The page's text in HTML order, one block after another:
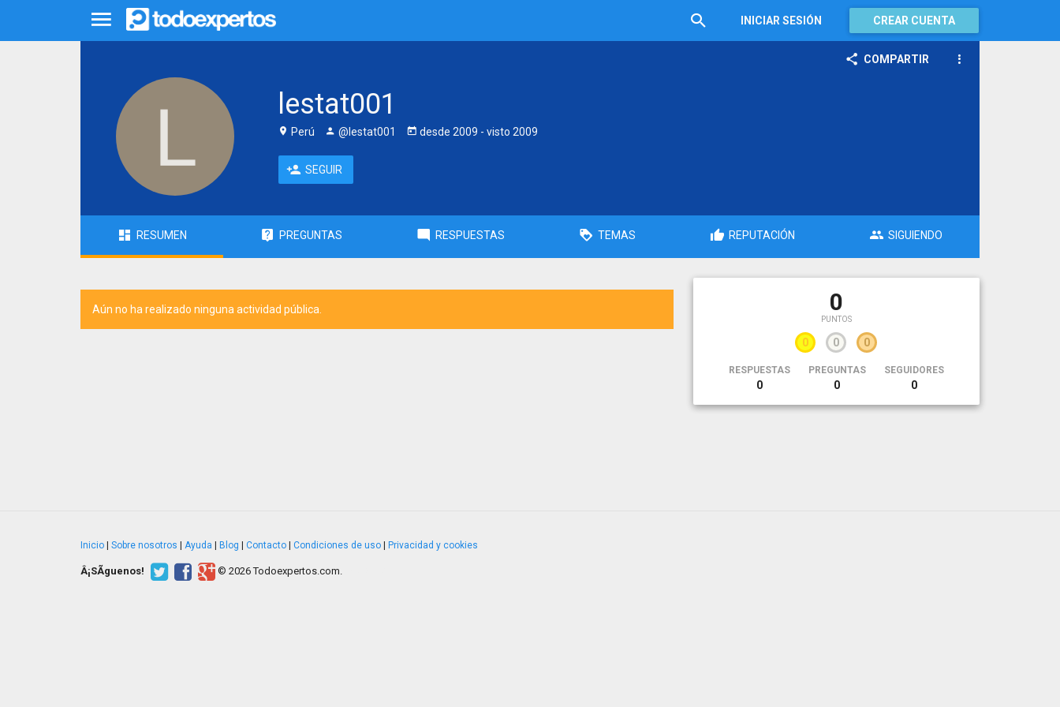
INICIAR SESIÓN CREAR CUENTA
COMPARTIR
lestat001
Perú @lestat001 desde 2009 - visto 2009
SEGUIR
RESUMEN PREGUNTAS RESPUESTAS TEMAS REPUTACIÓN SIGUIENDO
Aún no ha realizado ninguna actividad pública. 0
PUNTOS
0 0 0
RESPUESTAS
0
PREGUNTAS
0
SEGUIDORES
0
Inicio Sobre nosotros Ayuda Blog Contacto Condiciones de uso Privacidad y cookies
Â¡SÃ­guenos! © 2026 Todoexpertos.com.